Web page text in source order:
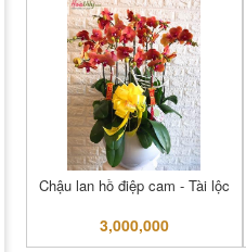
Chậu lan hồ điệp cam - Tài lộc
3,000,000